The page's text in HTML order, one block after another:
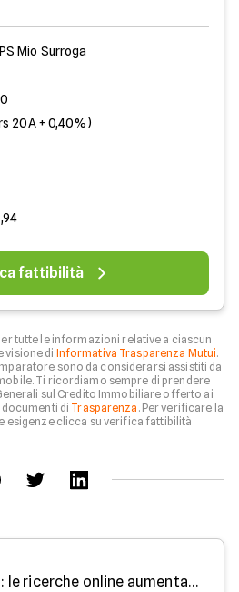
Mio Surroga
20A + 0,40%)
fattibilità
tutte le informazioni relative a ciascun
visione di Informativa Trasparenza Mutui.
sono da considerarsi assistiti da
Ti ricordiamo sempre di prendere
sul Credito Immobiliare offerto ai
di Trasparenza . Per verificare la
esigenze clicca su verifica fattibilità
Acquistare casa: le ricerche online aumentano del 34%